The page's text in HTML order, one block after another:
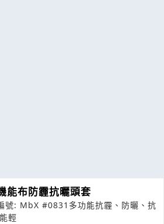
能布防霾抗曬頭套
號: MbX #0831多功能抗霾、防曬、抗
輕